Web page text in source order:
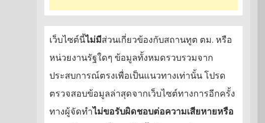
เว็บไซต์นี้ไม่มีส่วนเกี่ยวข้องกับสถานทูต ตม. หรือ
หน่วยงานรัฐใดๆ ข้อมูลทั้งหมดรวบรวมจาก
ประสบการณ์ตรงเพื่อเป็นแนวทางเท่านั้น โปรด
ตรวจสอบข้อมูลล่าสุดจากเว็บไซต์ทางการอีกครั้ง
ทางผู้จัดทำไม่ขอรับผิดชอบต่อความเสียหายหรือ